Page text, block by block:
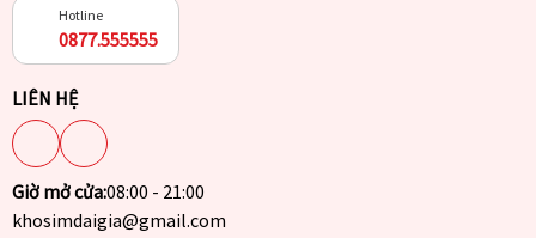
Hotline
0877.555555
LIÊN HỆ
Giờ mở cửa:08:00 - 21:00
khosimdaigia@gmail.com